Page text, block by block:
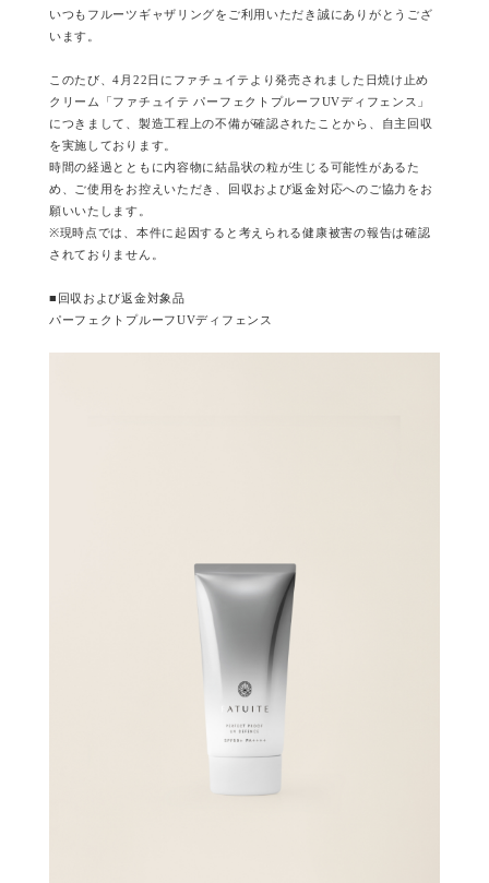
いつもフルーツギャザリングをご利用いただき誠にありがとうござ
います。
このたび、4月22日にファチュイテより発売されました日焼け止め
クリーム「ファチュイテ パーフェクトプルーフUVディフェンス」
につきまして、製造工程上の不備が確認されたことから、自主回収
を実施しております。
時間の経過とともに内容物に結晶状の粒が生じる可能性があるた
め、ご使用をお控えいただき、回収および返金対応へのご協力をお
願いいたします。
※現時点では、本件に起因すると考えられる健康被害の報告は確認
されておりません。
■回収および返金対象品
パーフェクトプルーフUVディフェンス